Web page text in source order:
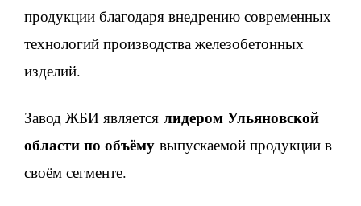
продукции благодаря внедрению современных
технологий производства железобетонных
изделий.
Завод ЖБИ является лидером Ульяновской
области по объёму выпускаемой продукции в
своём сегменте.